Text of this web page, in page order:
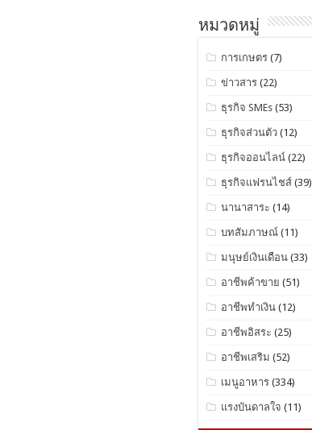
หมวดหมู่
การเกษตร (7)
ข่าวสาร (22)
ธุรกิจ SMEs (53)
ธุรกิจส่วนตัว (12)
ธุรกิจออนไลน์ (22)
ธุรกิจแฟรนไชส์ (39)
นานาสาระ (14)
บทสัมภาษณ์ (11)
มนุษย์เงินเดือน (33)
อาชีพค้าขาย (51)
อาชีพทำเงิน (12)
อาชีพอิสระ (25)
อาชีพเสริม (52)
เมนูอาหาร (334)
แรงบันดาลใจ (11)